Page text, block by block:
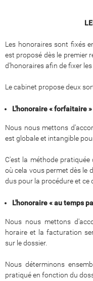
Les honoraires sont fixés
est proposé dès le premier
d’honoraires afin de fixer
Le cabinet propose deux
L'honoraire « forfaitaire »
Nous nous mettons
est globale et intangible
C'est la méthode
où cela vous permet dès le
dus pour la procédure et ce
L'honoraire « au temps
Nous nous mettons
horaire et la facturation
sur le dossier.
Nous déterminons
pratiqué en fonction du